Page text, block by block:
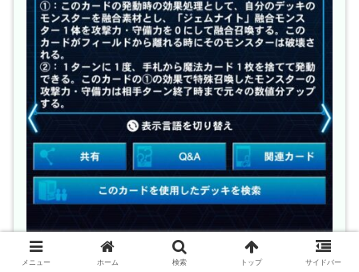
メニュー ホーム 検索 トップ サイドバー